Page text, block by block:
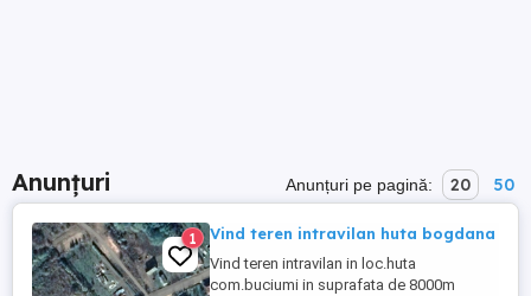
Anunțuri Anunțuri pe pagină: 20 50
1 Vind teren intravilan huta bogdana
Vind teren intravilan in loc.huta
com.buciumi in suprafata de 8000m